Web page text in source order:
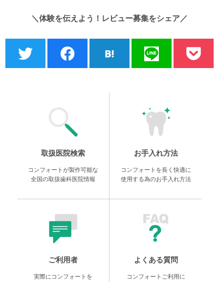
＼体験を伝えよう！レビュー募集をシェア／
取扱医院検索
コンフォートが製作可能な
全国の取扱歯科医院情報
お手入れ方法
コンフォートを長く快適に
使用する為のお手入れ方法
ご利用者
実際にコンフォートを
よくある質問
コンフォートご利用に